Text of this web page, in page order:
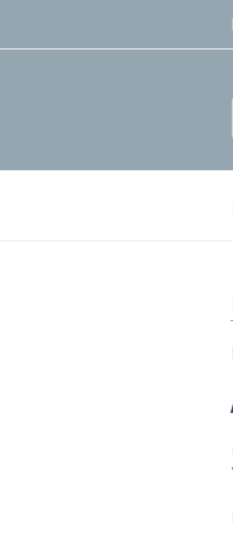
zum
MENU